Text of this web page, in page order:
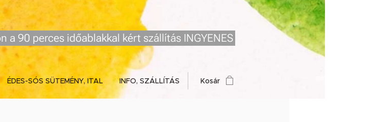
a 90 perces időablakkal kért szállítás INGYENES
ÉDES-SÓS SÜTEMÉNY, ITAL INFO, SZÁLLÍTÁS Kosár